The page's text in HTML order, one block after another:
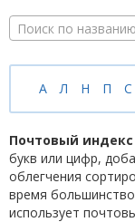
Поиск по
А Л Н П С
Почтовый индекс
букв или цифр,
облегчения
время
использует